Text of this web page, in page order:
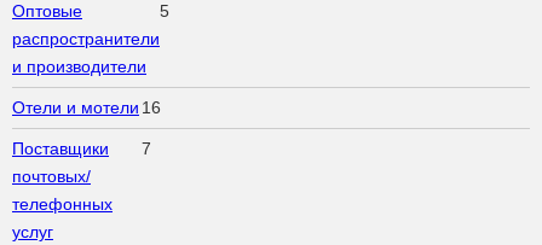
Оптовые
распространители
и производители
5
Отели и мотели 16
Поставщики
почтовых/
телефонных
услуг
7